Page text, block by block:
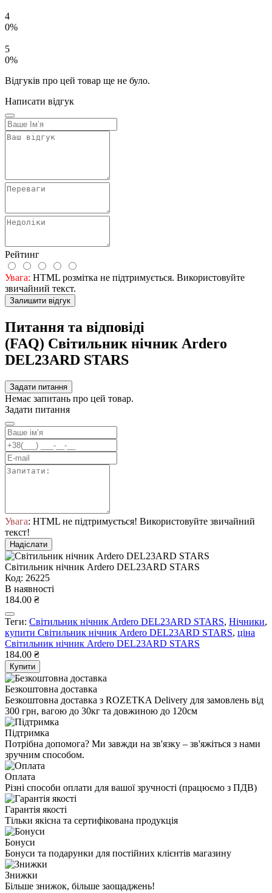
4
0%
5
0%
Відгуків про цей товар ще не було.
Написати відгук
Рейтинг
Увага: HTML розмітка не підтримується. Використовуйте
звичайний текст.
Залишити відгук
Питання та відповіді
(FAQ) Світильник нічник Ardero
DEL23ARD STARS
Задати питання
Немає запитань про цей товар.
Задати питання
Увага: HTML не підтримується! Використовуйте звичайний
текст!
Надіслати
Світильник нічник Ardero DEL23ARD STARS
Код: 26225
В наявності
184.00 ₴
Теги: Світильник нічник Ardero DEL23ARD STARS, Нічники,
купити Світильник нічник Ardero DEL23ARD STARS, ціна
Світильник нічник Ardero DEL23ARD STARS
184.00 ₴
Купити
Безкоштовна доставка
Безкоштовна доставка з ROZETKA Delivery для замовлень від
300 грн, вагою до 30кг та довжиною до 120см
Підтримка
Потрібна допомога? Ми завжди на зв'язку – зв'яжіться з нами
зручним способом.
Оплата
Різні способи оплати для вашої зручності (працюємо з ПДВ)
Гарантія якості
Тільки якісна та сертифікована продукція
Бонуси
Бонуси та подарунки для постійних клієнтів магазину
Знижки
Більше знижок, більше заощаджень!